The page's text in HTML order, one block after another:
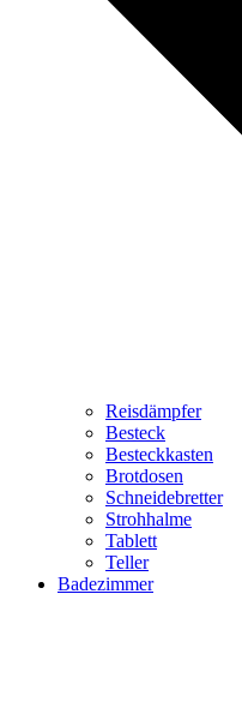
Reisdämpfer
Besteck
Besteckkasten
Brotdosen
Schneidebretter
Strohhalme
Tablett
Teller
Badezimmer